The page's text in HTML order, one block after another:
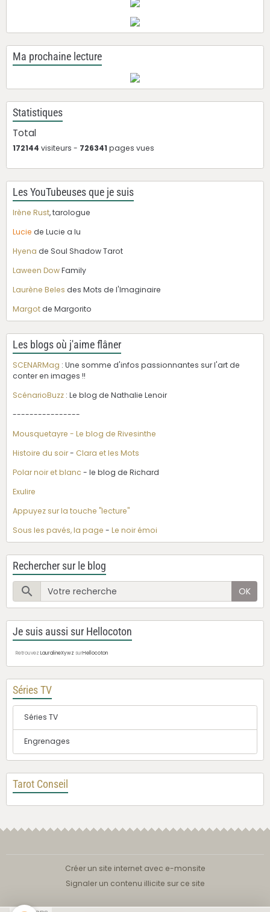
Ma prochaine lecture
Statistiques
Total
172144 visiteurs - 726341pages vues
Les YouTubeuses que je suis
Irène Rust, tarologue
Lucie de Lucie a lu
Hyena de Soul Shadow Tarot
Laween DowFamily
Laurène Beles des Mots de l'Imaginaire
Margotde Margorito
Les blogs où j'aime flâner
SCENARMag : Une somme d'infos passionnantes sur l'art de
conter en images !!
ScénarioBuzz : Le blog de Nathalie Lenoir
----------------
Mousquetayre - Le blog de Rivesinthe
Histoire du soir- Clara et les Mots
Polar noir et blanc - le blog de Richard
Exulire
Appuyez sur la touche "lecture"
Sous les pavés, la page - Le noir émoi
Rechercher sur le blog
OK
Je suis aussi sur Hellocoton
Retrouvez LauralineXywz surHellocoton
Séries TV
Séries TV
Engrenages
Tarot Conseil
Créer un site internet avec e-monsite
Signaler un contenu illicite sur ce site